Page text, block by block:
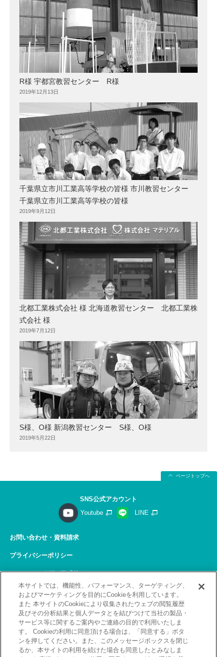
R様 宇都宮教習センター R様
2019年12月13日
千葉県立市川工業高等学校の皆様 市川教習センター
千葉県立市川工業高等学校の皆様
2019年9月12日
北都工業株式会社 様 北海道教習センター 北都工業株
式会社 様
2019年7月12日
S様、O様 新潟教習センター S様、O様
2019年5月22日
ページトップへ
SNS公式アカウント
Youtube
LINE
お問い合わせ・資料請求
プライバシーポリシー
ソーシャルメディアポリシー
サイトの利用について
サイトマップ
関連リンク
採用情報
本サイトでは、機能性、パフォーマンス、ターゲティング、
およびマーケティングを目的にCookieを利用しています。
また 本サイトのCookieにより収集されたウェブの閲覧履歴
及びその分析結果と個人データとを結びつけて当社の製品・
サービス等に関するご案内やご連絡の目的で利用いたしま
す。 Cookieの利用に同意頂ける場合は、「同意する」ボタ
ンを押してください。また、このメッセージボックスを閉じ
るか、本サイトの利用を続けた場合も同意したとみなしま